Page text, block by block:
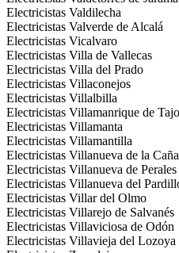
Electricistas Valdilecha
Electricistas Valverde de Alcalá
Electricistas Vicalvaro
Electricistas Villa de Vallecas
Electricistas Villa del Prado
Electricistas Villaconejos
Electricistas Villalbilla
Electricistas Villamanrique de Tajo
Electricistas Villamanta
Electricistas Villamantilla
Electricistas Villanueva de la
Electricistas Villanueva de Perales
Electricistas Villanueva del
Electricistas Villar del Olmo
Electricistas Villarejo de Salvanés
Electricistas Villaviciosa de Odón
Electricistas Villavieja del Lozoya